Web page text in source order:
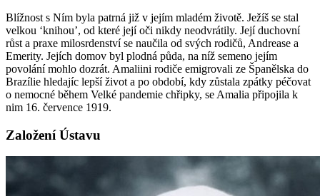
Blížnost s Ním byla patrná již v jejím mladém životě. Ježíš se stal
velkou ‘knihou’, od které její oči nikdy neodvrátily. Její duchovní
růst a praxe milosrdenství se naučila od svých rodičů, Andrease a
Emerity. Jejích domov byl plodná půda, na níž semeno jejím
povolání mohlo dozrát. Amaliini rodiče emigrovali ze Španělska do
Brazílie hledajíc lepší život a po období, kdy zůstala zpátky péčovat
o nemocné během Velké pandemie chřipky, se Amalia připojila k
nim 16. července 1919.
Založení Ústavu